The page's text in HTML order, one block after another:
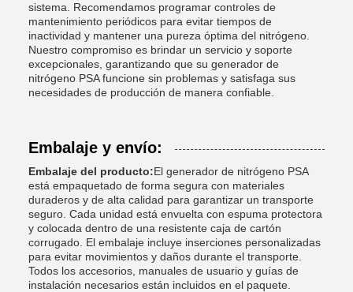
sistema. Recomendamos programar controles de
mantenimiento periódicos para evitar tiempos de
inactividad y mantener una pureza óptima del nitrógeno.
Nuestro compromiso es brindar un servicio y soporte
excepcionales, garantizando que su generador de
nitrógeno PSA funcione sin problemas y satisfaga sus
necesidades de producción de manera confiable.
Embalaje y envío:
Embalaje del producto:El generador de nitrógeno PSA
está empaquetado de forma segura con materiales
duraderos y de alta calidad para garantizar un transporte
seguro. Cada unidad está envuelta con espuma protectora
y colocada dentro de una resistente caja de cartón
corrugado. El embalaje incluye inserciones personalizadas
para evitar movimientos y daños durante el transporte.
Todos los accesorios, manuales de usuario y guías de
instalación necesarios están incluidos en el paquete.